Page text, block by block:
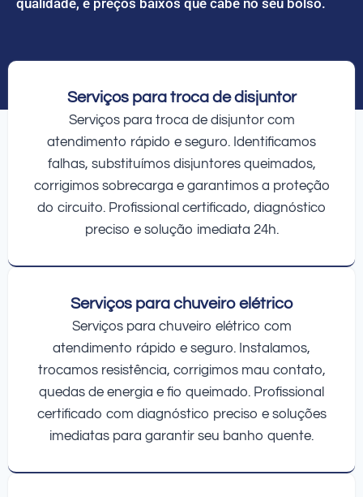
Serviços para troca de disjuntor
Serviços para troca de disjuntor com
atendimento rápido e seguro. Identificamos
falhas, substituímos disjuntores queimados,
corrigimos sobrecarga e garantimos a proteção
do circuito. Profissional certificado, diagnóstico
preciso e solução imediata 24h.
Serviços para chuveiro elétrico
Serviços para chuveiro elétrico com
atendimento rápido e seguro. Instalamos,
trocamos resistência, corrigimos mau contato,
quedas de energia e fio queimado. Profissional
certificado com diagnóstico preciso e soluções
imediatas para garantir seu banho quente.